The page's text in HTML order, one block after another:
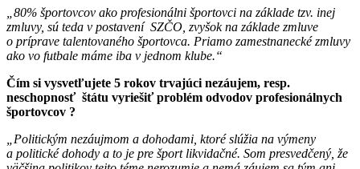
„80% športovcov ako profesionálni športovci na základe tzv. inej
zmluvy, sú teda v postavení SZČO, zvyšok na základe zmluve
o príprave talentovaného športovca. Priamo zamestnanecké zmluvy
ako vo futbale máme iba v jednom klube.“
Čím si vysvetľujete 5 rokov trvajúci nezáujem, resp.
neschopnosť štátu vyriešiť problém odvodov profesionálnych
športovcov ?
„Politickým nezáujmom a dohodami, ktoré slúžia na výmeny
a politické dohody a to je pre šport likvidačné. Som presvedčený, že